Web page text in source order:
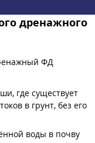
дренажного
ФД
где существует
в грунт, без его
воды в почву